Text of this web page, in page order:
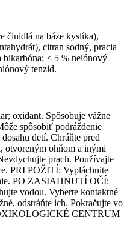
činidlá na báze kyslíka),
citran sodný, pracia
bikarbóna; < 5 % neiónový
tenzid.
oxidant. Spôsobuje vážne
spôsobiť podráždenie
detí. Chráňte pred
otvoreným ohňom a inými
prach. Používajte
PRI POŽITÍ: Vypláchnite
PO ZASIAHNUTÍ OČÍ:
vodou. Vyberte kontaktné
odstráňte ich. Pokračujte vo
CENTRUM